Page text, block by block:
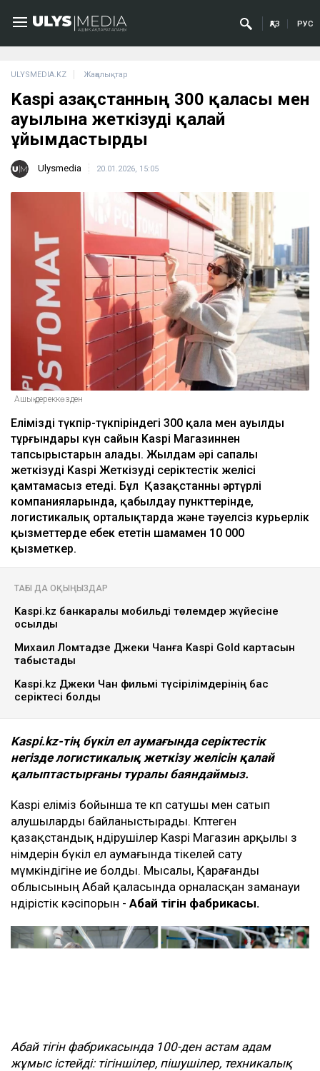
ҚАЗ РУС
ULYSMEDIA.KZ Жаңалықтар
Kaspi Қазақстанның 300 қаласы мен
ауылына жеткізуді қалай
ұйымдастырды
Ulysmedia 20.01.2026, 15:05
Ашық дереккөзден
Еліміздің түкпір-түкпіріндегі 300 қала мен ауылдың
тұрғындары күн сайын Kaspi Магазиннен
тапсырыстарын алады. Жылдам әрі сапалы
жеткізуді Kaspi Жеткізудің серіктестік желісі
қамтамасыз етеді. Бұл Қазақстанның әртүрлі
компанияларында, қабылдау пункттерінде,
логистикалық орталықтарда және тәуелсіз курьерлік
қызметтерде еңбек ететін шамамен 10 000
қызметкер.
ТАҒЫ ДА ОҚЫҢЫЗДАР
Kaspi.kz банкаралық мобильді төлемдер жүйесіне
қосылды
Михаил Ломтадзе Джеки Чанға Kaspi Gold картасын
табыстады
Kaspi.kz Джеки Чан фильмі түсірілімдерінің бас
серіктесі болды
Kaspi.kz-тің бүкіл ел аумағында серіктестік
негізделогистикалық жеткізу желісін қалай
қалыптастырғаны туралы баяндаймыз.
Kaspi еліміз бойынша өте көп сатушы мен сатып
алушыларды байланыстырады. Көптеген
қазақстандық өндірушілер Kaspi Магазин арқылы өз
өнімдерін бүкіл ел аумағында тікелей сату
мүмкіндігіне ие болды. Мысалы, Қарағанды
облысының Абай қаласында орналасқан заманауи
өндірістік кәсіпорын - Абай тігін фабрикасы.
Абай тігін фабрикасында 100-ден астам адам
жұмыс істейді: тігіншілер, пішушілер, техникалық